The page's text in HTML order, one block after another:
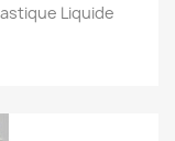
Liquide